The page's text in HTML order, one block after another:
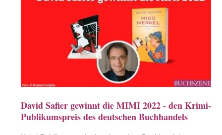
David Safier gewinnt die MIMI 2022 - den Krimi-
Publikumspreis des deutschen Buchhandels